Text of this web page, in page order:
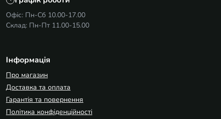
Офіс: Пн-Сб 10.00-17.00
Склад: Пн-Пт 11.00-15.00
Інформація
Про магазин
Доставка та оплата
Гарантія та повернення
Політика конфіденційності